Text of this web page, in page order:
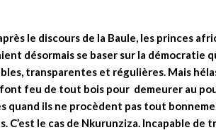
le discours de la Baule, les princes
désormais se baser sur la démocratie
transparentes et régulières. Mais
feu de tout bois pour demeurer au
quand ils ne procèdent pas tout
C’est le cas de Nkurunziza. Incapable de